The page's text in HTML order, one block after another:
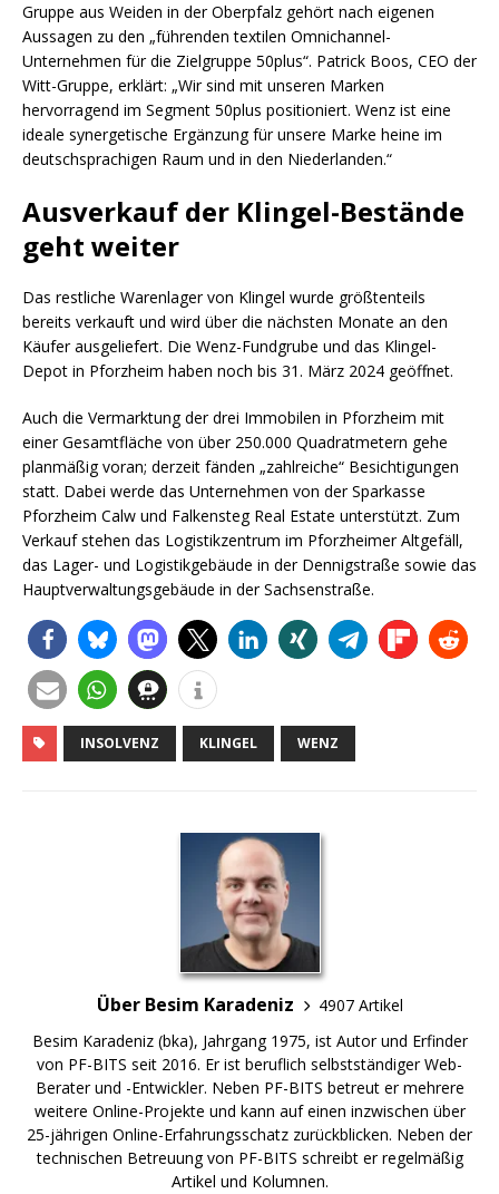
Gruppe aus Weiden in der Oberpfalz gehört nach eigenen
Aussagen zu den „führenden textilen Omnichannel-
Unternehmen für die Zielgruppe 50plus“. Patrick Boos, CEO der
Witt-Gruppe, erklärt: „Wir sind mit unseren Marken
hervorragend im Segment 50plus positioniert. Wenz ist eine
ideale synergetische Ergänzung für unsere Marke heine im
deutschsprachigen Raum und in den Niederlanden.“
Ausverkauf der Klingel-Bestände
geht weiter
Das restliche Warenlager von Klingel wurde größtenteils
bereits verkauft und wird über die nächsten Monate an den
Käufer ausgeliefert. Die Wenz-Fundgrube und das Klingel-
Depot in Pforzheim haben noch bis 31. März 2024 geöffnet.
Auch die Vermarktung der drei Immobilen in Pforzheim mit
einer Gesamtfläche von über 250.000 Quadratmetern gehe
planmäßig voran; derzeit fänden „zahlreiche“ Besichtigungen
statt. Dabei werde das Unternehmen von der Sparkasse
Pforzheim Calw und Falkensteg Real Estate unterstützt. Zum
Verkauf stehen das Logistikzentrum im Pforzheimer Altgefäll,
das Lager- und Logistikgebäude in der Dennigstraße sowie das
Hauptverwaltungsgebäude in der Sachsenstraße.
INSOLVENZ KLINGEL WENZ
Über Besim Karadeniz
4907 Artikel
Besim Karadeniz (bka), Jahrgang 1975, ist Autor und Erfinder
von PF-BITS seit 2016. Er ist beruflich selbstständiger Web-
Berater und -Entwickler. Neben PF-BITS betreut er mehrere
weitere Online-Projekte und kann auf einen inzwischen über
25-jährigen Online-Erfahrungsschatz zurückblicken. Neben der
technischen Betreuung von PF-BITS schreibt er regelmäßig
Artikel und Kolumnen.